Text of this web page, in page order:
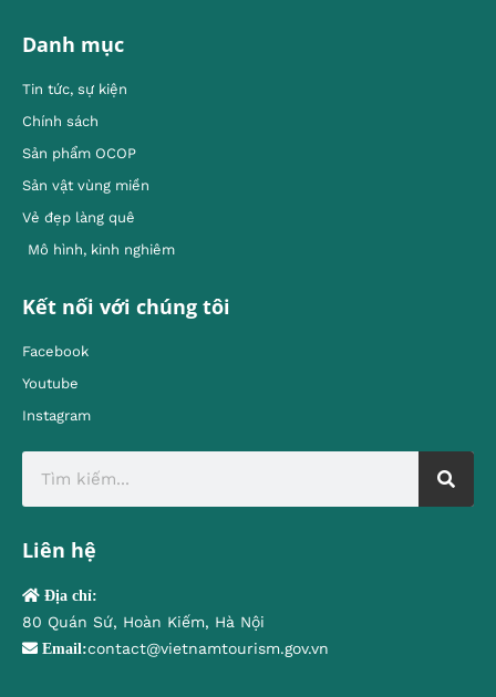
Danh mục
Tin tức, sự kiện
Chính sách
Sản phẩm OCOP
Sản vật vùng miền
Vẻ đẹp làng quê
Mô hình, kinh nghiêm
Kết nối với chúng tôi
Facebook
Youtube
Instagram
Liên hệ
Địa chỉ:
80 Quán Sứ, Hoàn Kiếm, Hà Nội
Email:contact@vietnamtourism.gov.vn